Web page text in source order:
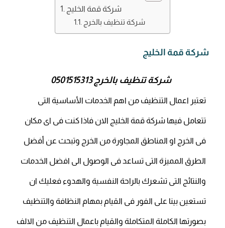
شركة قمة الخليج
شركة تنظيف بالخرج
شركة قمة الخليج
شركة تنظيف بالخرج0501515313
تعتبر اعمال التنظيف من اهم الخدمات الأساسية التى
تتعامل فيها شركة قمة الخليج الان فاذا كنت فى اى مكان
فى الخرج او المناطق المجاورة من الخرج وتبحث عن أفضل
الطرق المميزة التى تساعد فى الوصول الى افضل الخدمات
والنتائج التى تشعرك بالراحة النفسية والهدوء فعليك ان
تستعين بينا على الفور فى القيام بمهام النظافة والتنظيف
بصورتها الكاملة المتكاملة والقيام باعمال التنظيف من الالف